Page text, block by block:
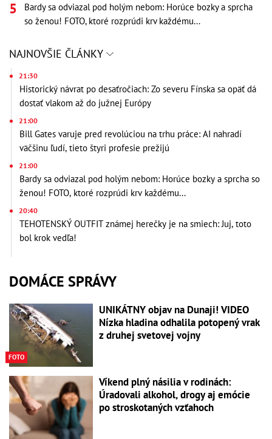
Bardy sa odviazal pod holým nebom: Horúce bozky a sprcha
so ženou! FOTO, ktoré rozprúdi krv každému...
NAJNOVŠIE ČLÁNKY
21:30
Historický návrat po desaťročiach: Zo severu Fínska sa opäť dá
dostať vlakom až do južnej Európy
21:00
Bill Gates varuje pred revolúciou na trhu práce: AI nahradí
väčšinu ľudí, tieto štyri profesie prežijú
21:00
Bardy sa odviazal pod holým nebom: Horúce bozky a sprcha so
ženou! FOTO, ktoré rozprúdi krv každému...
20:40
TEHOTENSKÝ OUTFIT známej herečky je na smiech: Juj, toto
bol krok vedľa!
DOMÁCE SPRÁVY
FOTO
UNIKÁTNY objav na Dunaji! VIDEO
Nízka hladina odhalila potopený vrak
z druhej svetovej vojny
Víkend plný násilia v rodinách:
Úradovali alkohol, drogy aj emócie
po stroskotaných vzťahoch